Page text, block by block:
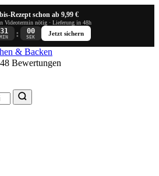
Rezept schon ab 9,99 €
Videotermin nötig · Lieferung in 48h
30
MIN : 59
SEK
Jetzt sichern
& Backen
Bewertungen